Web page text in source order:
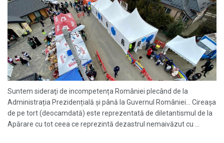
Suntem sideraţi de incompetența României plecând de la
Administrația Prezidențială și până la Guvernul României… Cireașa
de pe tort (deocamdată) este reprezentată de diletantismul de la
Apărare cu tot ceea ce reprezintă dezastrul nemaivăzut cu ...